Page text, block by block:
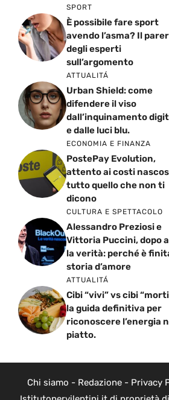
SPORT
È possibile fare sport
avendo l’asma? Il
degli esperti
sull’argomento
ATTUALITÁ
Urban Shield: come
difendere il viso
dall’inquinamento
e dalle luci blu.
ECONOMIA E FINANZA
PostePay Evolution,
attento ai costi
tutto quello che non ti
dicono
CULTURA E SPETTACOLO
Alessandro Preziosi e
Vittoria Puccini, dopo
la verità: perché è
storia d’amore
ATTUALITÁ
Cibi “vivi” vs cibi
la guida definitiva per
riconoscere l’energia
piatto.
Chi siamo - Redazione- Privacy